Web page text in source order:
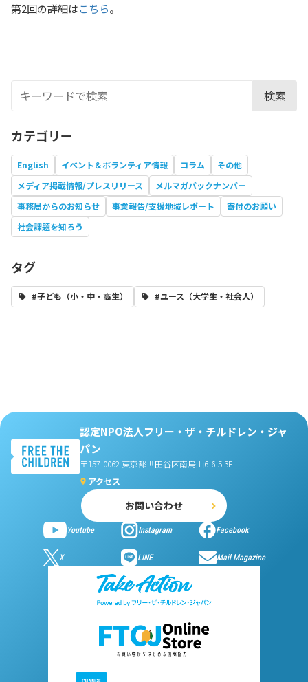
第2回の詳細はこちら。
検索
カテゴリー
English イベント＆ボランティア情報 コラム
その他
メディア掲載情報/プレスリリース
メルマガバックナンバー
事務局からのお知らせ
事業報告/支援地域レポート
寄付のお願い
社会課題を知ろう
タグ
#子ども（小・中・高生） #ユース（大学生・社会人）
認定NPO法人フリー・ザ・チルドレン・ジャ
パン
〒157-0062 東京都世田谷区南烏山6-6-5 3F
アクセス
お問い合わせ
Youtube Instagram Facebook
X LINE Mail Magazine